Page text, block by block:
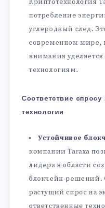
Криптотехнология
потребление
углеродный след.
современном мире,
внимания
технологиям.
Соответствие спросу
технологии
Устойчивое
компании Taraxa
лидера в области
блокчейн-решений.
растущий спрос на
ответственные